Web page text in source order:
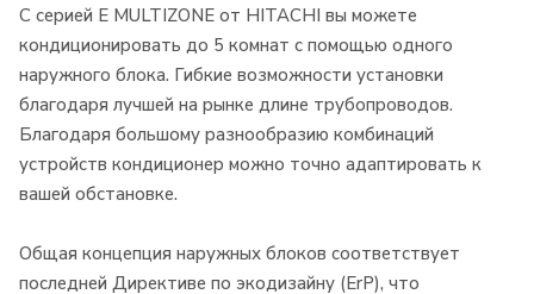
С серией E MULTIZONE от HITACHI вы можете
кондиционировать до 5 комнат с помощью одного
наружного блока. Гибкие возможности установки
благодаря лучшей на рынке длине трубопроводов.
Благодаря большому разнообразию комбинаций
устройств кондиционер можно точно адаптировать к
вашей обстановке.
Общая концепция наружных блоков соответствует
последней Директиве по экодизайну (ErP), что